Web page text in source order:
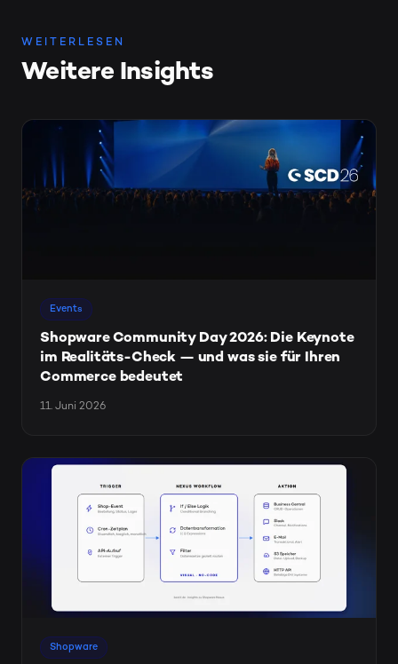
WEITERLESEN
Weitere Insights
Events
Shopware Community Day 2026: Die Keynote
im Realitäts-Check — und was sie für Ihren
Commerce bedeutet
11. Juni 2026
Shopware